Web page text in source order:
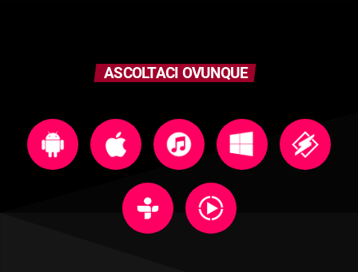
ASCOLTACI OVUNQUE